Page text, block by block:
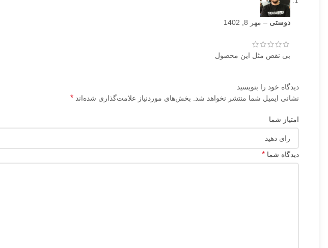
دوستی – مهر 8, 1402
بی نقص مثل این محصول
دیدگاه خود را بنویسید
نشانی ایمیل شما منتشر نخواهد شد.
بخش‌های موردنیاز علامت‌گذاری شده‌اند *
امتیاز شما
دیدگاه شما *